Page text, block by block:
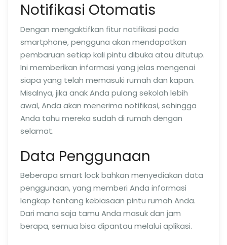
Notifikasi Otomatis
Dengan mengaktifkan fitur notifikasi pada
smartphone, pengguna akan mendapatkan
pembaruan setiap kali pintu dibuka atau ditutup.
Ini memberikan informasi yang jelas mengenai
siapa yang telah memasuki rumah dan kapan.
Misalnya, jika anak Anda pulang sekolah lebih
awal, Anda akan menerima notifikasi, sehingga
Anda tahu mereka sudah di rumah dengan
selamat.
Data Penggunaan
Beberapa smart lock bahkan menyediakan data
penggunaan, yang memberi Anda informasi
lengkap tentang kebiasaan pintu rumah Anda.
Dari mana saja tamu Anda masuk dan jam
berapa, semua bisa dipantau melalui aplikasi.